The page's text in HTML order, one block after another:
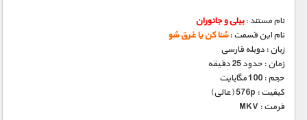
نام مستند :بیلی و جانوران
نام این قسمت :شنا کن یا غرق شو
زبان : دوبله فارسی
زمان : حدود 25 دقیقه
حجم : 100 مگابایت
کیفیت : 576p (عالی)
فرمت : MKV